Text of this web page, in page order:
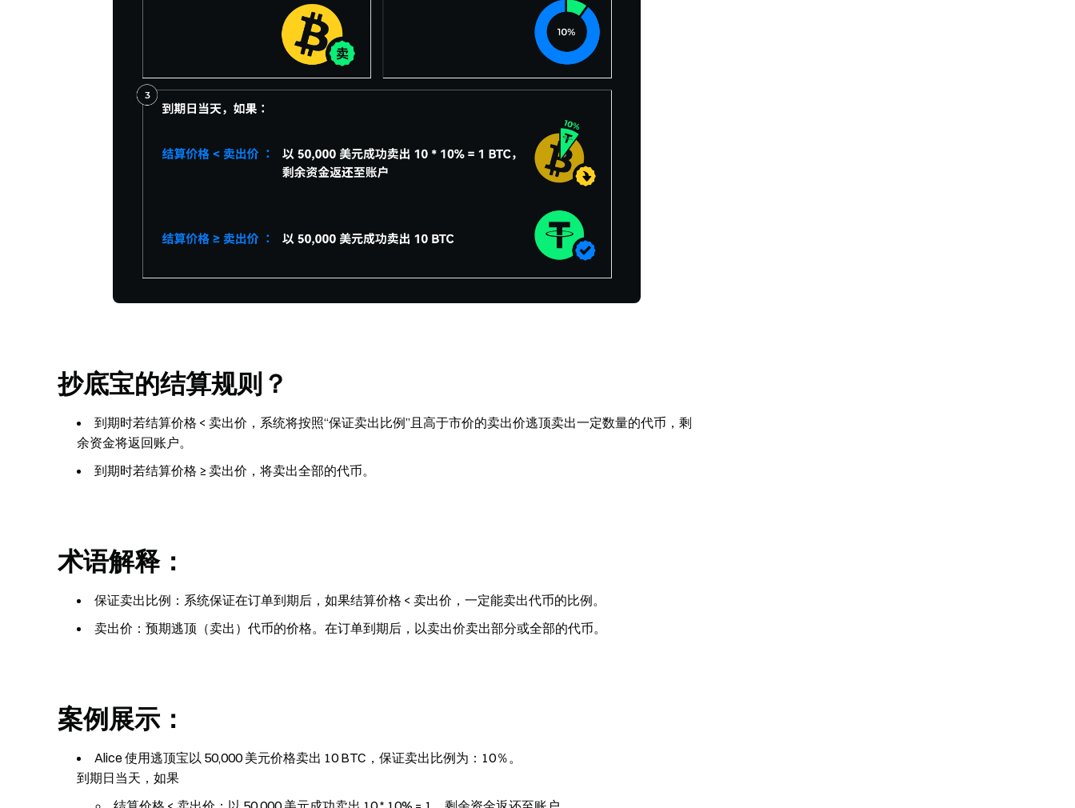
抄底宝的结算规则？
到期时若结算价格 < 卖出价，系统将按照“保证卖出比例”且高于市价的卖出价逃顶卖出一定数量的代币，剩
余资金将返回账户。
到期时若结算价格 ≥ 卖出价，将卖出全部的代币。
术语解释：
保证卖出比例：系统保证在订单到期后，如果结算价格 < 卖出价，一定能卖出代币的比例。
卖出价：预期逃顶（卖出）代币的价格。在订单到期后，以卖出价卖出部分或全部的代币。
案例展示：
Alice 使用逃顶宝以 50,000 美元价格卖出 10 BTC，保证卖出比例为：10％。
到期日当天，如果